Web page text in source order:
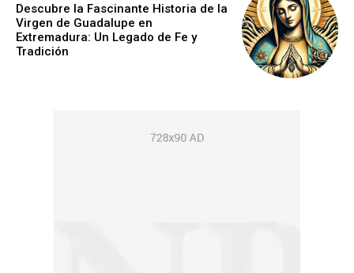
Descubre la Fascinante Historia de la
Virgen de Guadalupe en
Extremadura: Un Legado de Fe y
Tradición